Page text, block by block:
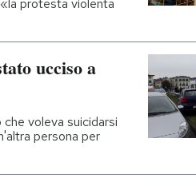
protesta violenta
ucciso a
voleva suicidarsi
persona per